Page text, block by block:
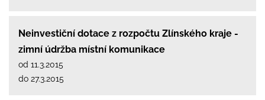
Neinvestiční dotace z rozpočtu Zlínského kraje -
zimní údržba místní komunikace
od 11.3.2015
do 27.3.2015